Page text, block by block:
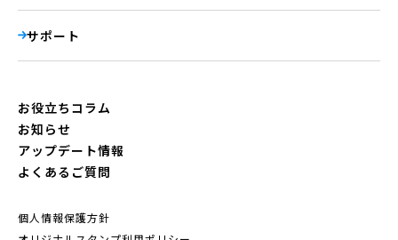
サポート
お役立ちコラム
お知らせ
アップデート情報
よくあるご質問
個人情報保護方針